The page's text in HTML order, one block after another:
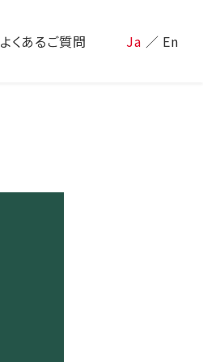
よくあるご質問 Ja ／ En